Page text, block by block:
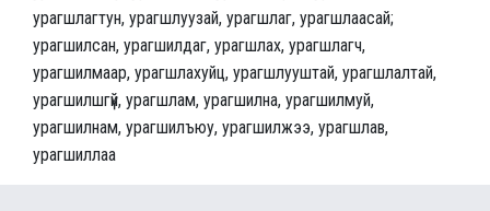
урагшлагтун, урагшлуузай, урагшлаг, урагшлаасай;
урагшилсан, урагшилдаг, урагшлах, урагшлагч,
урагшилмаар, урагшлахуйц, урагшлууштай, урагшлалтай,
урагшилшгүй, урагшлам, урагшилна, урагшилмуй,
урагшилнам, урагшилъюу, урагшилжээ, урагшлав,
урагшиллаа